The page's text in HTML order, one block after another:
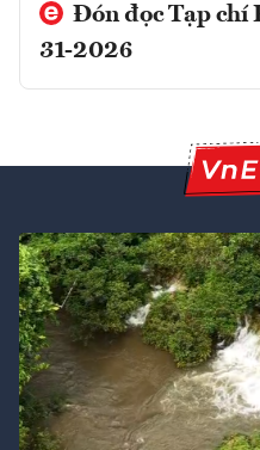
Đón đọc Tạp chí
31-2026